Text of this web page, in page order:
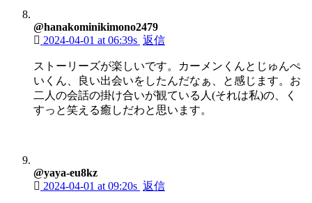
@hanakominikimono2479
2024-04-01 at 06:39s 返信
ストーリーズが楽しいです。カーメンくんとじゅんぺ
いくん、良い出会いをしたんだなぁ、と感じます。お
二人の会話の掛け合いが観ている人(それは私)の、く
すっと笑える癒しだわと思います。
@yaya-eu8kz
2024-04-01 at 09:20s 返信